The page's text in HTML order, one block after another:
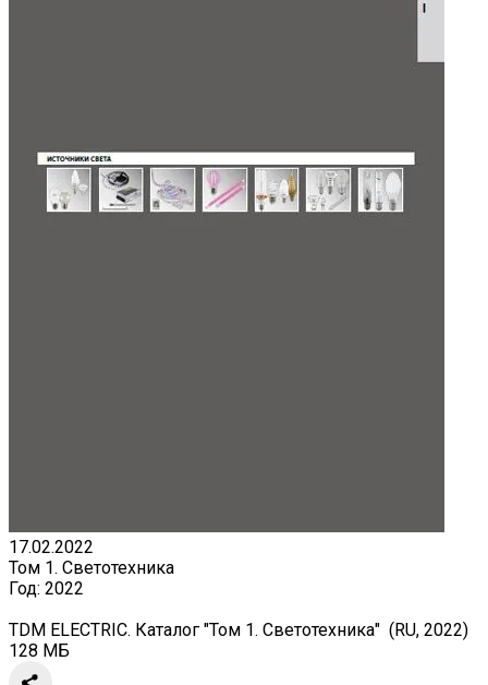
17.02.2022
Том 1. Светотехника
Год: 2022
TDM ELECTRIC. Каталог "Том 1. Светотехника" (RU, 2022)
128 МБ